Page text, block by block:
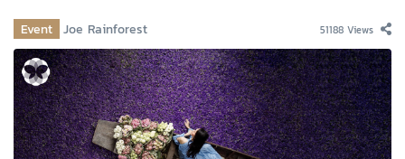
Event Joe Rainforest 51188 Views